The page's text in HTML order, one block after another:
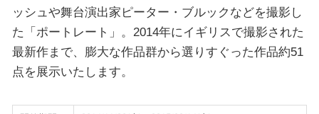
ッシュや舞台演出家ピーター・ブルックなどを撮影し
た「ポートレート」。2014年にイギリスで撮影された
最新作まで、膨大な作品群から選りすぐった作品約51
点を展示いたします。